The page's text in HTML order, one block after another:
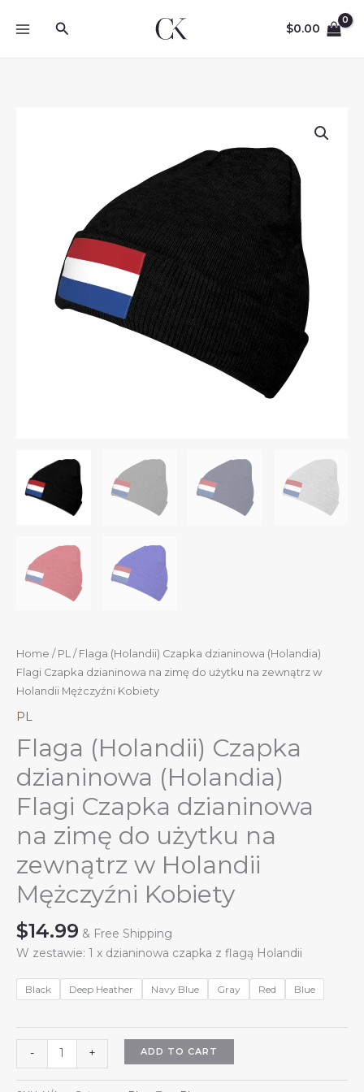
Search $0.00
Home / PL / Flaga (Holandii) Czapka dzianinowa (Holandia)
Flagi Czapka dzianinowa na zimę do użytku na zewnątrz w
Holandii Mężczyźni Kobiety
PL
Flaga (Holandii) Czapka
dzianinowa (Holandia)
Flagi Czapka dzianinowa
na zimę do użytku na
zewnątrz w Holandii
Mężczyźni Kobiety
$14.99 & Free Shipping
W zestawie: 1 x dzianinowa czapka z flagą Holandii
Black Deep Heather Navy Blue Gray Red Blue
-
(Holandii)
Czapka
+ ADD TO CART